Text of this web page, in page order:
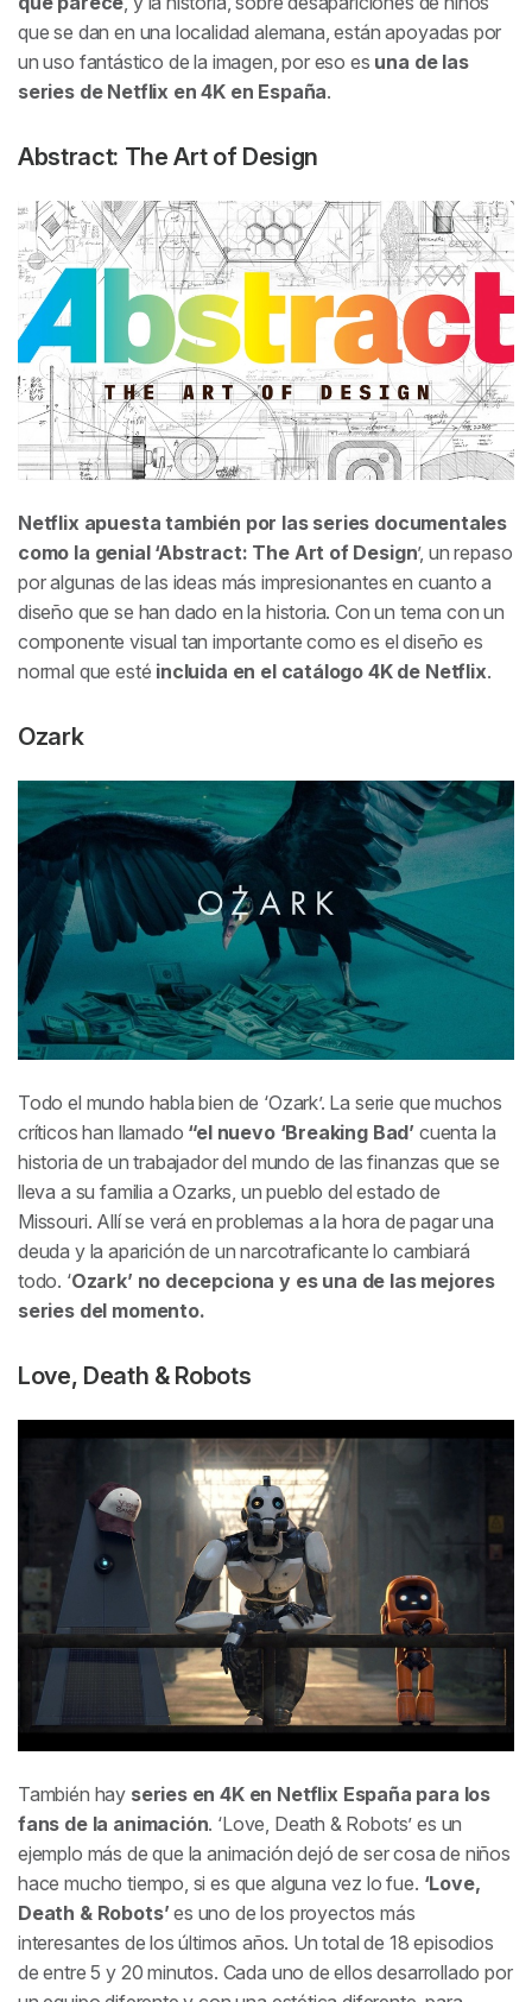
que se dan en una localidad alemana, están apoyadas por
un uso fantástico de la imagen, por eso es una de las
series de Netflix en 4K en España.
Abstract: The Art of Design
Netflix apuesta también por las series documentales
como la genial ‘Abstract: The Art of Design’, un repaso
por algunas de las ideas más impresionantes en cuanto a
diseño que se han dado en la historia. Con un tema con un
componente visual tan importante como es el diseño es
normal que esté incluida en el catálogo 4K de Netflix.
Ozark
Todo el mundo habla bien de ‘Ozark’. La serie que muchos
críticos han llamado “el nuevo ‘Breaking Bad’ cuenta la
historia de un trabajador del mundo de las finanzas que se
lleva a su familia a Ozarks, un pueblo del estado de
Missouri. Allí se verá en problemas a la hora de pagar una
deuda y la aparición de un narcotraficante lo cambiará
todo. ‘Ozark’ no decepciona y es una de las mejores
series del momento.
Love, Death & Robots
También hay series en 4K en Netflix España para los
fans de la animación. ‘Love, Death & Robots’ es un
ejemplo más de que la animación dejó de ser cosa de niños
hace mucho tiempo, si es que alguna vez lo fue. ‘Love,
Death & Robots’ es uno de los proyectos más
interesantes de los últimos años. Un total de 18 episodios
de entre 5 y 20 minutos. Cada uno de ellos desarrollado por